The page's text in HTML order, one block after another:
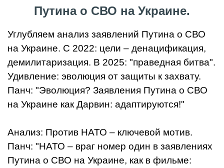
Путина о СВО на Украине.
Углубляем анализ заявлений Путина о СВО
на Украине. С 2022: цели – денацификация,
демилитаризация. В 2025: "праведная битва".
Удивление: эволюция от защиты к захвату.
Панч: "Эволюция? Заявления Путина о СВО
на Украине как Дарвин: адаптируются!"
Анализ: Против НАТО – ключевой мотив.
Панч: "НАТО – враг номер один в заявлениях
Путина о СВО на Украине, как в фильме: